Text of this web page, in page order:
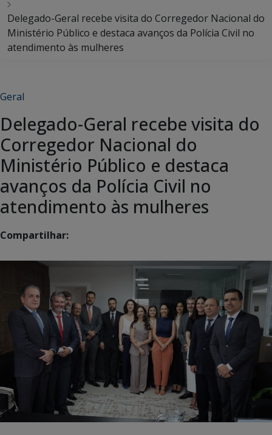
Delegado-Geral recebe visita do Corregedor Nacional do
Ministério Público e destaca avanços da Polícia Civil no
atendimento às mulheres
Geral
Delegado-Geral recebe visita do
Corregedor Nacional do
Ministério Público e destaca
avanços da Polícia Civil no
atendimento às mulheres
Compartilhar: